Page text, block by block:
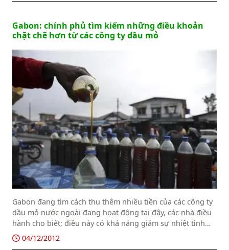
Gabon: chính phủ tìm kiếm những điều khoản
chặt chẽ hơn từ các công ty dầu mỏ
Gabon đang tìm cách thu thêm nhiều tiền của các công ty
dầu mỏ nước ngoài đang hoạt động tại đây, các nhà điều
hành cho biết; điều này có khả năng giảm sự nhiệt tình
của nhiều đối tác đang xin giấy phép khai thác dầu vào
năm tới.
04/12/2012